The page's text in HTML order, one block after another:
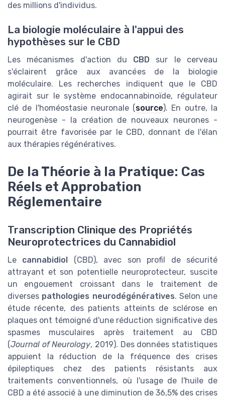
des millions d'individus.
La biologie moléculaire à l'appui des
hypothèses sur le CBD
Les mécanismes d'action du CBD sur le cerveau
s'éclairent grâce aux avancées de la biologie
moléculaire. Les recherches indiquent que le CBD
agirait sur le système endocannabinoïde, régulateur
clé de l'homéostasie neuronale (source). En outre, la
neurogenèse - la création de nouveaux neurones -
pourrait être favorisée par le CBD, donnant de l'élan
aux thérapies régénératives.
De la Théorie à la Pratique: Cas
Réels et Approbation
Réglementaire
Transcription Clinique des Propriétés
Neuroprotectrices du Cannabidiol
Le cannabidiol (CBD), avec son profil de sécurité
attrayant et son potentielle neuroprotecteur, suscite
un engouement croissant dans le traitement de
diverses pathologies neurodégénératives. Selon une
étude récente, des patients atteints de sclérose en
plaques ont témoigné d'une réduction significative des
spasmes musculaires après traitement au CBD
(Journal of Neurology, 2019). Des données statistiques
appuient la réduction de la fréquence des crises
épileptiques chez des patients résistants aux
traitements conventionnels, où l'usage de l'huile de
CBD a été associé à une diminution de 36,5% des crises